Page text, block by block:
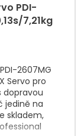
PDI-
7,21kg
2607MG
Servo pro
dopravou
jedině na
skladem,